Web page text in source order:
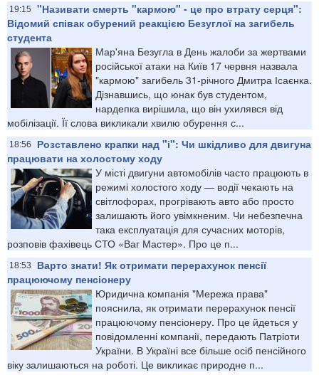
19:15
"Називати смерть "кармою" - це про втрату серця":
Відомий співак обурений реакцією Безуглої на загибель
студента
Мар'яна Безугла в День жалоби за жертвами
російської атаки на Київ 17 червня назвала
"кармою" загибель 31-річного Дмитра Ісаєнка.
Дізнавшись, що юнак був студентом,
нардепка вирішила, що він ухилявся від
мобілізації. Її слова викликали хвилю обурення с...
18:56
Розставлено крапки над "і": Чи шкідливо для двигуна
працювати на холостому ходу
У місті двигуни автомобілів часто працюють в
режимі холостого ходу — водії чекають на
світлофорах, прогрівають авто або просто
залишають його увімкненим. Чи небезпечна
така експлуатація для сучасних моторів,
розповів фахівець СТО «Ваг Мастер». Про це п...
18:53
Варто знати! Як отримати перерахунок пенсії
працюючому пенсіонеру
Юридична компанія "Мережа права"
пояснила, як отримати перерахунок пенсії
працюючому пенсіонеру. Про це йдеться у
повідомленні компанії, передають Патріоти
України. В Україні все більше осіб пенсійного
віку залишаються на роботі. Це викликає природне п...